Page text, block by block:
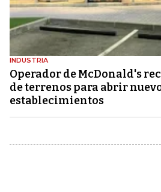
INDUSTRIA
Operador de McDonald's
de terrenos para abrir
establecimientos